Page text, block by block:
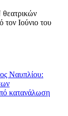
Ιούνιο του
Ναυπλίου:
κατανάλωση